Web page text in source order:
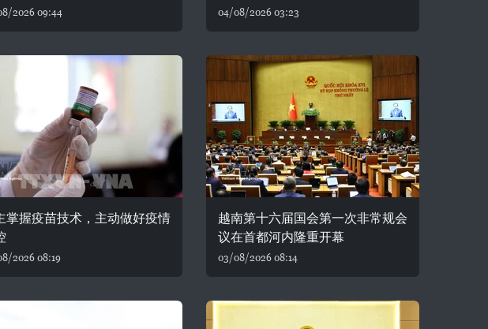
2026 09:44 04/08/2026 03:23
掌握疫苗技术，主动做好疫情
2026 08:19
越南第十六届国会第一次非常规会
议在首都河内隆重开幕
03/08/2026 08:14